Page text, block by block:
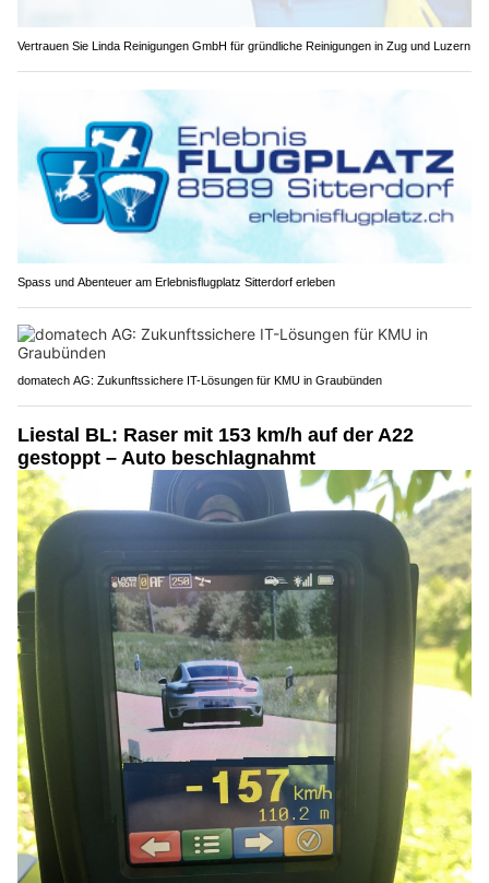
Vertrauen Sie Linda Reinigungen GmbH für gründliche Reinigungen in Zug und Luzern
Spass und Abenteuer am Erlebnisflugplatz Sitterdorf erleben
domatech AG: Zukunftssichere IT-Lösungen für KMU in Graubünden
Liestal BL: Raser mit 153 km/h auf der A22
gestoppt – Auto beschlagnahmt